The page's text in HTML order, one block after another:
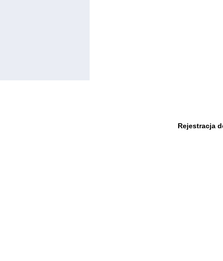
Rejestracja